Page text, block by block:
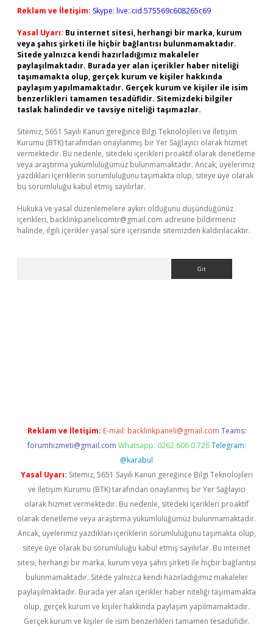
Reklam ve İletişim: Skype: live:.cid.575569c608265c69
Yasal Uyarı: Bu internet sitesi, herhangi bir marka, kurum
veya şahıs şirketi ile hiçbir bağlantısı bulunmamaktadır.
Sitede yalnızca kendi hazırladığımız makaleler
paylaşılmaktadır. Burada yer alan içerikler haber niteliği
taşımamakta olup, gerçek kurum ve kişiler hakkında
paylaşım yapılmamaktadır. Gerçek kurum ve kişiler ile isim
benzerlikleri tamamen tesadüfidir. Sitemizdeki bilgiler
taslak halindedir ve tavsiye niteliği taşımazlar.
Sitemiz, 5651 Sayılı Kanun gereğince Bilgi Teknolojileri ve İletişim
Kurumu (BTK) tarafından onaylanmış bir Yer Sağlayıcı olarak hizmet
vermektedir. Bu nedenle, sitedeki içerikleri proaktif olarak denetleme
veya araştırma yükümlülüğümüz bulunmamaktadır. Ancak, üyelerimiz
yazdıkları içeriklerin sorumluluğunu taşımakta olup, siteye üye olarak
bu sorumluluğu kabul etmiş sayılırlar.
Hukuka ve yasal düzenlemelere aykırı olduğunu düşündüğünüz
içerikleri, backlinkpanelicomtr@gmail.com adresine bildirmeniz
halinde, ilgili içerikler yasal süre içerisinde sitemizden kaldırılacaktır.
Reklam ve İletişim: E-mail: backlinkpaneli@gmail.com Teams:
forumhizmeti@gmail.com Whatsapp: 0262 606 0 726 Telegram:
@karabul
Yasal Uyarı: Sitemiz, 5651 Sayılı Kanun gereğince Bilgi Teknolojileri
ve İletişim Kurumu (BTK) tarafından onaylanmış bir Yer Sağlayıcı
olarak hizmet vermektedir. Bu nedenle, sitedeki içerikleri proaktif
olarak denetleme veya araştırma yükümlülüğümüz bulunmamaktadır.
Ancak, üyelerimiz yazdıkları içeriklerin sorumluluğunu taşımakta olup,
siteye üye olarak bu sorumluluğu kabul etmiş sayılırlar. Bu internet
sitesi, herhangi bir marka, kurum veya şahıs şirketi ile hiçbir bağlantısı
bulunmamaktadır. Sitede yalnızca kendi hazırladığımız makaleler
paylaşılmaktadır. Burada yer alan içerikler haber niteliği taşımamakta
olup, gerçek kurum ve kişiler hakkında paylaşım yapılmamaktadır.
Gerçek kurum ve kişiler ile isim benzerlikleri tamamen tesadüfidir.